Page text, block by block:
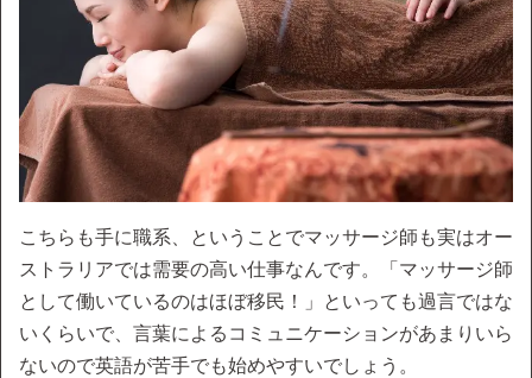
こちらも手に職系、ということでマッサージ師も実はオー
ストラリアでは需要の高い仕事なんです。「マッサージ師
として働いているのはほぼ移民！」といっても過言ではな
いくらいで、言葉によるコミュニケーションがあまりいら
ないので英語が苦手でも始めやすいでしょう。